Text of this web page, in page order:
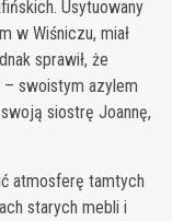
Usytuowany
w Wiśniczu, miał
sprawił, że
swoistym azylem
siostrę Joannę,
atmosferę tamtych
starych mebli i